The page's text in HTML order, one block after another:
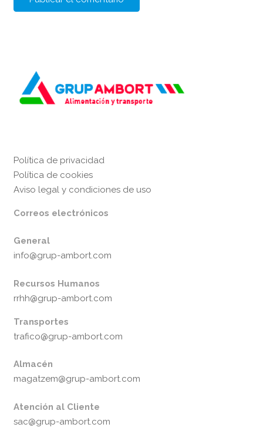
Política de privacidad
Política de cookies
Aviso legal y condiciones de uso
Correos electrónicos
General
info@grup-ambort.com
Recursos Humanos
rrhh@grup-ambort.com
Transportes
trafico@grup-ambort.com
Almacén
magatzem@grup-ambort.com
Atención al Cliente
sac@grup-ambort.com